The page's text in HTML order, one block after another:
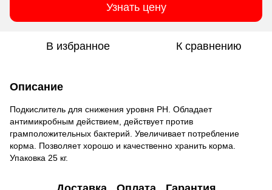
Узнать цену
В избранное К сравнению
Описание
Подкислитель для снижения уровня PН. Обладает
антимикробным действием, действует против
грамположительных бактерий. Увеличивает потребление
корма. Позволяет хорошо и качественно хранить корма.
Упаковка 25 кг.